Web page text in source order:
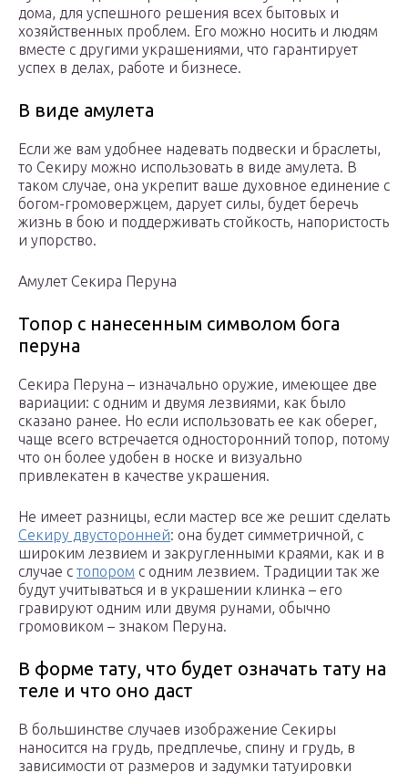
дома, для успешного решения всех бытовых и
хозяйственных проблем. Его можно носить и людям
вместе с другими украшениями, что гарантирует
успех в делах, работе и бизнесе.
В виде амулета
Если же вам удобнее надевать подвески и браслеты,
то Секиру можно использовать в виде амулета. В
таком случае, она укрепит ваше духовное единение с
богом-громовержцем, дарует силы, будет беречь
жизнь в бою и поддерживать стойкость, напористость
и упорство.
Амулет Секира Перуна
Топор с нанесенным символом бога
перуна
Секира Перуна – изначально оружие, имеющее две
вариации: с одним и двумя лезвиями, как было
сказано ранее. Но если использовать ее как оберег,
чаще всего встречается односторонний топор, потому
что он более удобен в носке и визуально
привлекатен в качестве украшения.
Не имеет разницы, если мастер все же решит сделать
Секиру двусторонней: она будет симметричной, с
широким лезвием и закругленными краями, как и в
случае с топором с одним лезвием. Традиции так же
будут учитываться и в украшении клинка – его
гравируют одним или двумя рунами, обычно
громовиком – знаком Перуна.
В форме тату, что будет означать тату на
теле и что оно даст
В большинстве случаев изображение Секиры
наносится на грудь, предплечье, спину и грудь, в
зависимости от размеров и задумки татуировки